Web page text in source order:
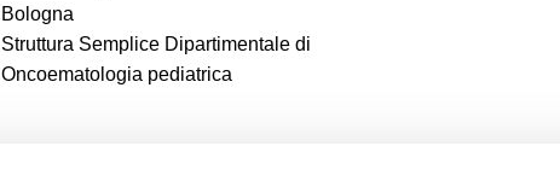
Bologna
Struttura Semplice Dipartimentale di
Oncoematologia pediatrica